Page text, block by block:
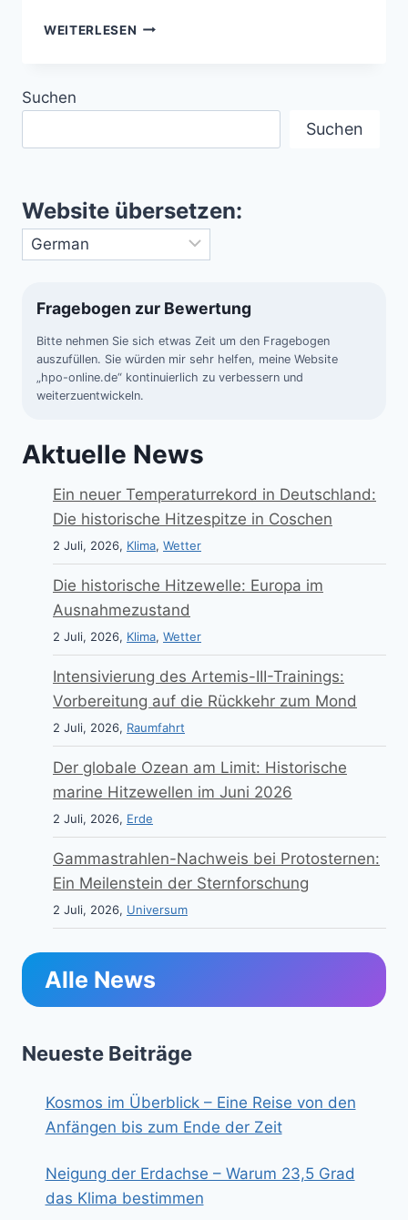
WEITERLESEN ENTFÜHRUNG
WESEN
Suchen
Suchen
Website übersetzen:
Fragebogen zur Bewertung
Bitte nehmen Sie sich etwas Zeit um den Fragebogen
auszufüllen. Sie würden mir sehr helfen, meine Website
„hpo-online.de“ kontinuierlich zu verbessern und
weiterzuentwickeln.
Aktuelle News
Ein neuer Temperaturrekord in Deutschland:
Die historische Hitzespitze in Coschen
2 Juli, 2026, Klima, Wetter
Die historische Hitzewelle: Europa im
Ausnahmezustand
2 Juli, 2026, Klima, Wetter
Intensivierung des Artemis-III-Trainings:
Vorbereitung auf die Rückkehr zum Mond
2 Juli, 2026, Raumfahrt
Der globale Ozean am Limit: Historische
marine Hitzewellen im Juni 2026
2 Juli, 2026, Erde
Gammastrahlen-Nachweis bei Protosternen:
Ein Meilenstein der Sternforschung
2 Juli, 2026, Universum
Alle News
Neueste Beiträge
Kosmos im Überblick – Eine Reise von den
Anfängen bis zum Ende der Zeit
Neigung der Erdachse – Warum 23,5 Grad
das Klima bestimmen